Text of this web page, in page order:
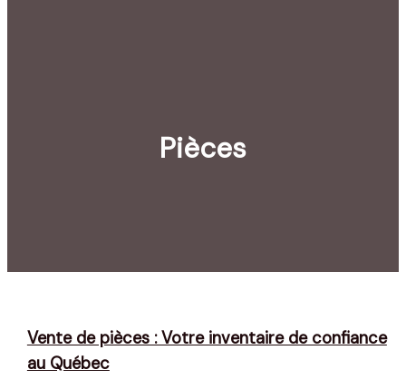
Pièces
Vente de pièces : Votre inventaire de confiance
au Québec